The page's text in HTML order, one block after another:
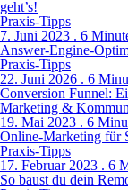
geht’s!
Praxis-Tipps
7. Juni 2023 . 6
Answer-Engine-
Praxis-Tipps
22. Juni 2026 . 6
Conversion Funnel:
Marketing &
19. Mai 2023 . 6
Online-Marketing für
Praxis-Tipps
17. Februar 2023 . 6
So baust du dein